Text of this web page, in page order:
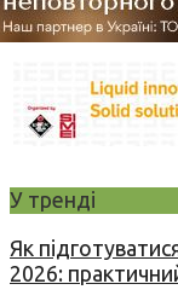
У тренді
Як
2026: